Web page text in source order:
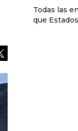
Todas las
que